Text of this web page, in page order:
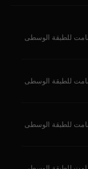
للطبقة الوسطى
للطبقة الوسطى
للطبقة الوسطى